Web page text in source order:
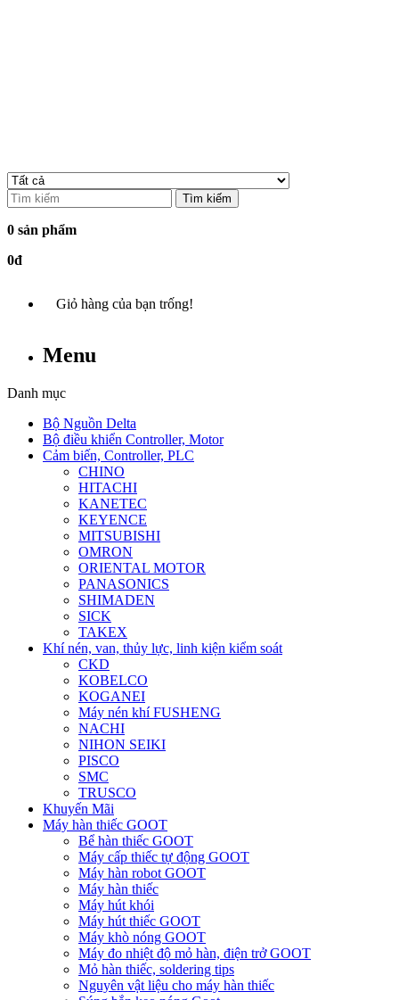
Tìm kiếm
0 sản phẩm
0đ
Giỏ hàng của bạn trống!
Menu
Danh mục
Bộ Nguồn Delta
Bộ điều khiển Controller, Motor
Cảm biến, Controller, PLC
CHINO
HITACHI
KANETEC
KEYENCE
MITSUBISHI
OMRON
ORIENTAL MOTOR
PANASONICS
SHIMADEN
SICK
TAKEX
Khí nén, van, thủy lực, linh kiện kiểm soát
CKD
KOBELCO
KOGANEI
Máy nén khí FUSHENG
NACHI
NIHON SEIKI
PISCO
SMC
TRUSCO
Khuyến Mãi
Máy hàn thiếc GOOT
Bể hàn thiếc GOOT
Máy cấp thiếc tự động GOOT
Máy hàn robot GOOT
Máy hàn thiếc
Máy hút khói
Máy hút thiếc GOOT
Máy khò nóng GOOT
Máy đo nhiệt độ mỏ hàn, điện trở GOOT
Mỏ hàn thiếc, soldering tips
Nguyên vật liệu cho máy hàn thiếc